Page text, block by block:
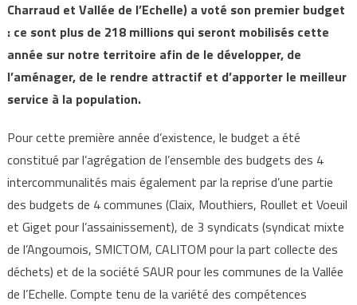
Charraud et Vallée de l’Echelle) a voté son premier budget
: ce sont plus de 218 millions qui seront mobilisés cette
année sur notre territoire afin de le développer, de
l’aménager, de le rendre attractif et d’apporter le meilleur
service à la population.
Pour cette première année d’existence, le budget a été
constitué par l’agrégation de l’ensemble des budgets des 4
intercommunalités mais également par la reprise d’une partie
des budgets de 4 communes (Claix, Mouthiers, Roullet et Voeuil
et Giget pour l’assainissement), de 3 syndicats (syndicat mixte
de l’Angoumois, SMICTOM, CALITOM pour la part collecte des
déchets) et de la société SAUR pour les communes de la Vallée
de l’Echelle. Compte tenu de la variété des compétences